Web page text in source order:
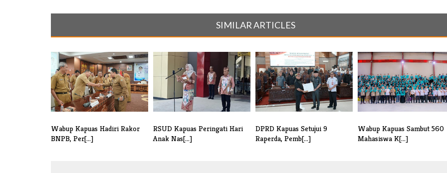
SIMILAR ARTICLES
Wabup Kapuas Hadiri Rakor
BNPB, Per[...]
RSUD Kapuas Peringati Hari
Anak Nas[...]
DPRD Kapuas Setujui 9
Raperda, Pemb[...]
Wabup Kapuas Sambut 560
Mahasiswa K[...]